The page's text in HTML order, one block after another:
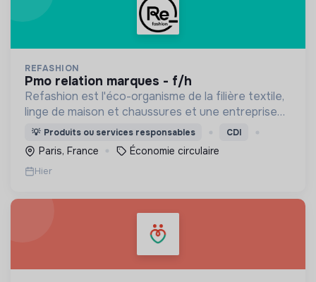
REFASHION
pmo relation marques - f/h
Refashion est l'éco-organisme de la filière textile,
linge de maison et chaussures et une entreprise
privée à but non lucratif, agréée, depuis 2009, par
le Ministère de la Transition écologique.
💡 Produits ou services responsables CDI
Paris, France Économie circulaire
Hier